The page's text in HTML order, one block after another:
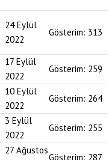
24 Eylül
2022
Gösterim: 313
17 Eylül
2022
Gösterim: 259
10 Eylül
2022
Gösterim: 264
3 Eylül
2022
Gösterim: 255
27 Ağustos
Gösterim: 287